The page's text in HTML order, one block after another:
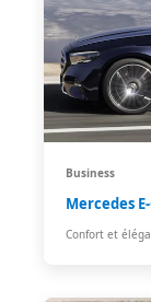
Business
Mercedes
Confort et